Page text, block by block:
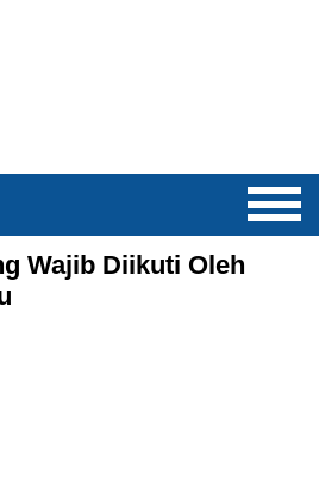
Wajib Diikuti Oleh